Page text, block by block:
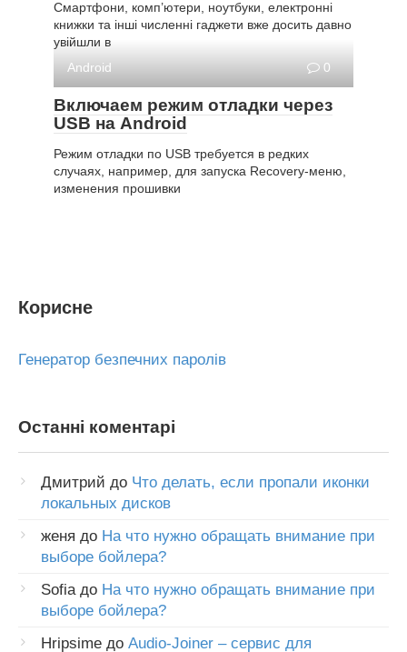
Смартфони, комп’ютери, ноутбуки, електронні
книжки та інші численні гаджети вже досить давно
увійшли в
Android
0
Включаем режим отладки через
USB на Android
Режим отладки по USB требуется в редких
случаях, например, для запуска Recovery-меню,
изменения прошивки
Корисне
Генератор безпечних паролів
Останні коментарі
Дмитрий до Что делать, если пропали иконки
локальных дисков
женя до На что нужно обращать внимание при
выборе бойлера?
Sofiaдо На что нужно обращать внимание при
выборе бойлера?
Hripsime до Audio-Joiner – сервис для